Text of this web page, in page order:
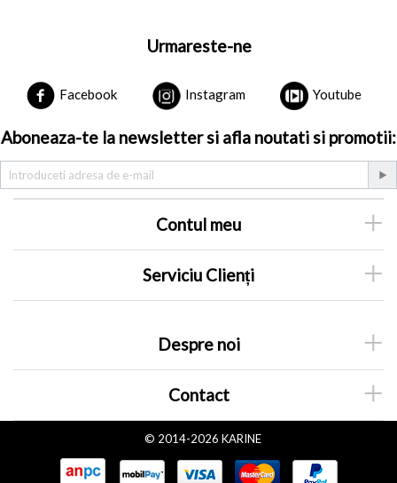
Urmareste-ne
Facebook Instagram Youtube
Aboneaza-te la newsletter si afla noutati si promotii:
Contul meu
Serviciu Clienți
Despre noi
Contact
© 2014-2026 KARINE